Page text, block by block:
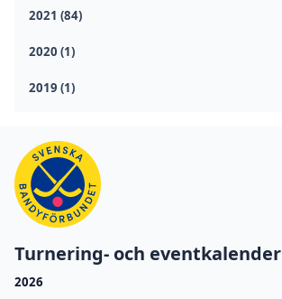
2021 (84)
2020 (1)
2019 (1)
Turnering- och eventkalender
2026